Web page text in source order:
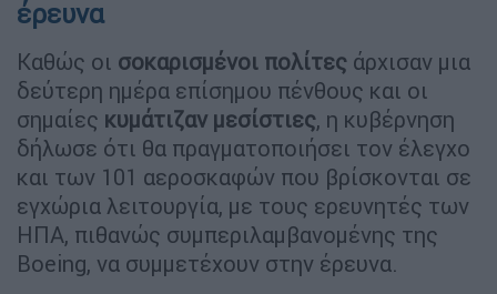
έρευνα
Καθώς οι σοκαρισμένοι πολίτες άρχισαν μια
δεύτερη ημέρα επίσημου πένθους και οι
σημαίες κυμάτιζαν μεσίστιες, η κυβέρνηση
δήλωσε ότι θα πραγματοποιήσει τον έλεγχο
και των 101 αεροσκαφών που βρίσκονται σε
εγχώρια λειτουργία, με τους ερευνητές των
ΗΠΑ, πιθανώς συμπεριλαμβανομένης της
Boeing, να συμμετέχουν στην έρευνα.